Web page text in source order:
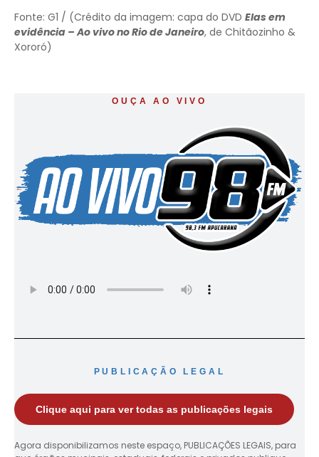
Fonte: G1 / (Crédito da imagem: capa do DVD Elas em
evidência – Ao vivo no Rio de Janeiro, de Chitãozinho &
Xororó)
OUÇA AO VIVO
PUBLICAÇÃO LEGAL
Clique aqui para ver todas as publicações legais
Agora disponibilizamos neste espaço, PUBLICAÇÕES LEGAIS, para